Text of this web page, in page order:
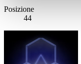
Posizione
44